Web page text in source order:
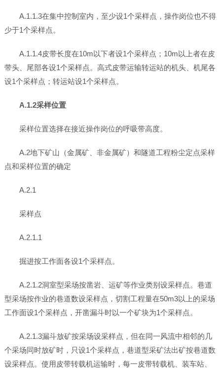
A.1.1.3在集中控制室内，至少设1个采样点，操作岗位也不得
少于1个采样点。
A.1.1.4皮带长度在10m以下者设1个采样点；10m以上者在皮
带头、尾部各设1个采样点。高式皮带运输转运站的机头、机尾各
设1个采样点；转运站设1个采样点。
A.1.2采样位置
采样位置选择在接近操作岗位的呼吸带高度。
A.2地下矿山（金属矿、非金属矿）和隧道工程粉尘定点采样
点和采样位置的确定
A.2.1
采样点
A.2.1.1
掘进按工作面各设1个采样点。
A.2.1.2洞室型采场按凿岩、运矿等作业类别设采样点。巷道
型采场按作业的巷道数设采样点，切割工程量在50m3以上的采场
工作面设1个采样点，开凿漏斗时以一个矿块为1个采样点。
A.2.1.3漏斗放矿按采场设采样点，但在同一风流中相邻的几
个采场同时放矿时，只设1个采样点，巷道型采矿法出矿按巷道数
设采样点。使用皮带转载机运输时，每一皮带转载机、装车站、